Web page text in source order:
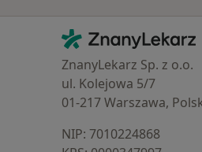
Kontakt
ZnanyLekarz - Strona główna
ZnanyLekarz Sp. z o.o.
ul. Kolejowa 5/7
01-217 Warszawa,
NIP: ⁠7010224868